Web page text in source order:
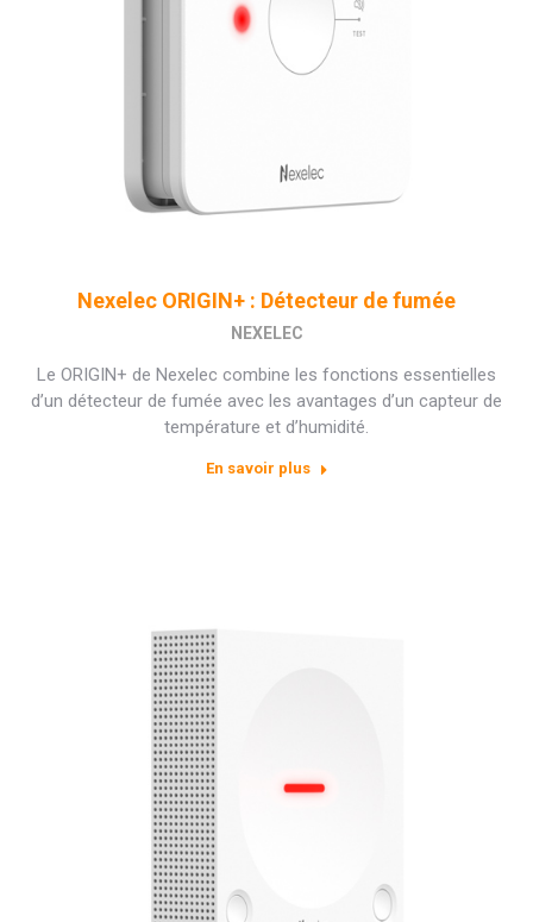
Nexelec ORIGIN+ : Détecteur de fumée
NEXELEC
Le ORIGIN+ de Nexelec combine les fonctions essentielles
d’un détecteur de fumée avec les avantages d’un capteur de
température et d’humidité.
En savoir plus